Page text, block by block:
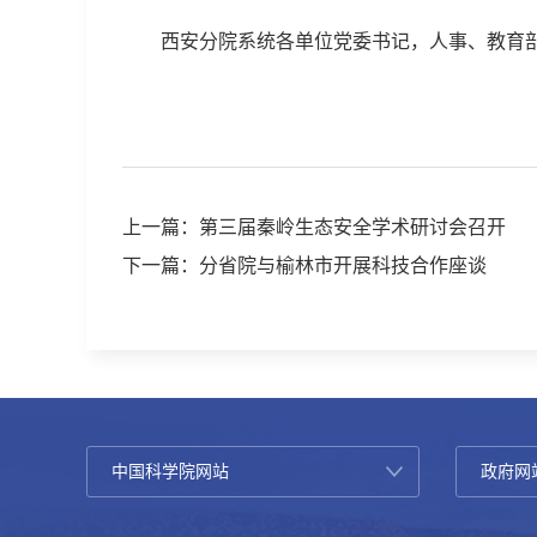
西安分院系统各单位党委书记，人事、教
上一篇：第三届秦岭生态安全学术研讨会召开
下一篇：分省院与榆林市开展科技合作座谈